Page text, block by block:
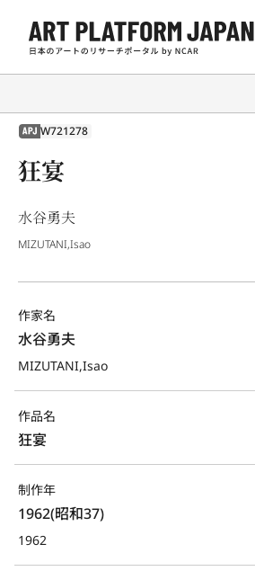
APJ W721278
狂宴
水谷勇夫
MIZUTANI,Isao
作家名
水谷勇夫
MIZUTANI,Isao
作品名
狂宴
制作年
1962(昭和37)
1962